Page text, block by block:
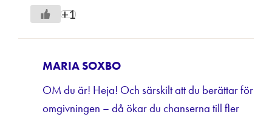
+1
MARIA SOXBO
OM du är! Heja! Och särskilt att du berättar för
omgivningen – då ökar du chanserna till fler